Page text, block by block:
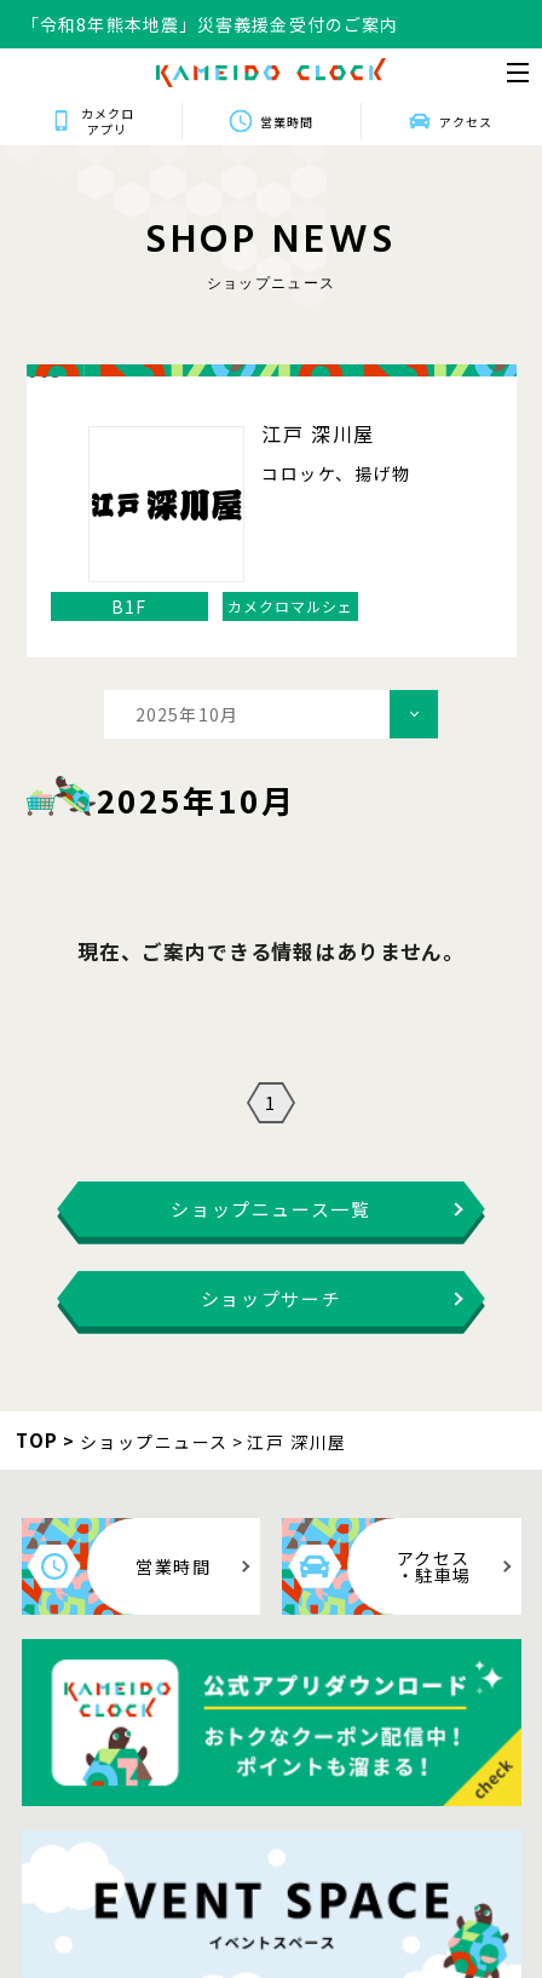
「令和8年熊本地震」災害義援金受付のご案内
カメクロ
アプリ
営業時間 アクセス
SHOP NEWS
ショップニュース
003
江戸 深川屋
コロッケ、揚げ物
B1F カメクロマルシェ
2025年10月
2025年10月
現在、ご案内できる情報はありません。
1
ショップニュース一覧
ショップサーチ
TOP ショップニュース 江戸 深川屋
営業時間 アクセス
・駐車場